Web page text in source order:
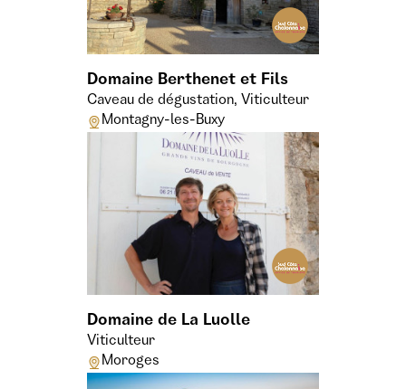
Domaine Berthenet et Fils
Caveau de dégustation, Viticulteur
Montagny-les-Buxy
Domaine de La Luolle
Viticulteur
Moroges